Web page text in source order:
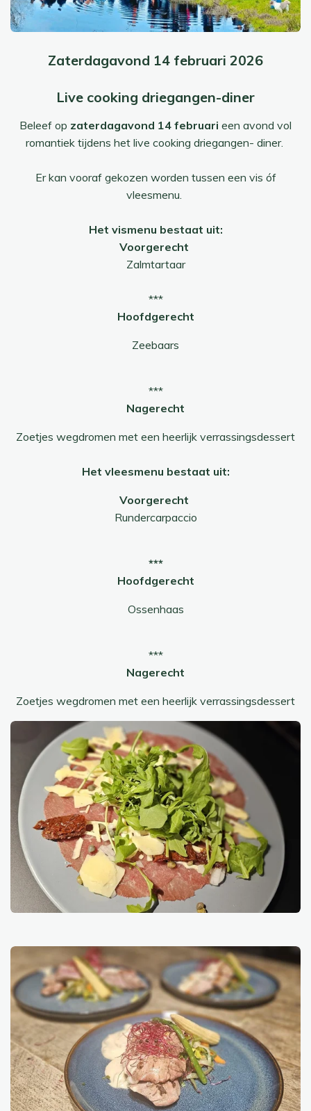
Zaterdagavond 14 februari 2026
Live cooking driegangen-diner
Beleef op zaterdagavond 14 februari een avond vol
romantiek tijdens het live cooking driegangen- diner.
Er kan vooraf gekozen worden tussen een vis óf
vleesmenu.
Het vismenu bestaat uit:
Voorgerecht
Zalmtartaar
***
Hoofdgerecht
Zeebaars
***
Nagerecht
Zoetjes wegdromen met een heerlijk verrassingsdessert
Het vleesmenu bestaat uit:
Voorgerecht
Rundercarpaccio
***
Hoofdgerecht
Ossenhaas
***
Nagerecht
Zoetjes wegdromen met een heerlijk verrassingsdessert